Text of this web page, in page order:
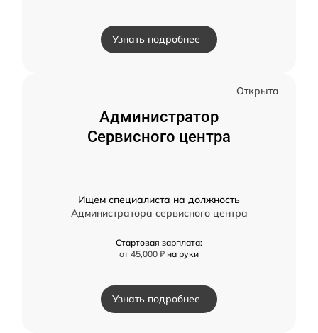
Узнать подробнее
Открыта
Администратор
Сервисного центра
Ищем специалиста на должность
Администратора сервисного центра
Стартовая зарплата:
от 45,000 ₽ на руки
Узнать подробнее